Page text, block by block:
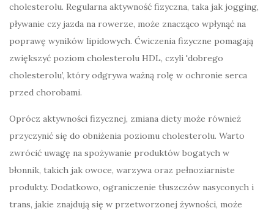
cholesterolu. Regularna aktywność fizyczna, taka jak jogging,
pływanie czy jazda na rowerze, może znacząco wpłynąć na
poprawę wyników lipidowych. Ćwiczenia fizyczne pomagają
zwiększyć poziom cholesterolu HDL, czyli 'dobrego
cholesterolu’, który odgrywa ważną rolę w ochronie serca
przed chorobami.
Oprócz aktywności fizycznej, zmiana diety może również
przyczynić się do obniżenia poziomu cholesterolu. Warto
zwrócić uwagę na spożywanie produktów bogatych w
błonnik, takich jak owoce, warzywa oraz pełnoziarniste
produkty. Dodatkowo, ograniczenie tłuszczów nasyconych i
trans, jakie znajdują się w przetworzonej żywności, może